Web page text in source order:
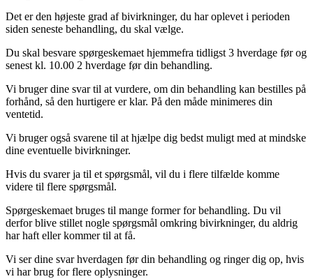
Det er den højeste grad af bivirkninger, du har oplevet i perioden
siden seneste behandling, du skal vælge.
Du skal besvare spørgeskemaet hjemmefra tidligst 3 hverdage før og
senest kl. 10.00 2 hverdage før din behandling.
Vi bruger dine svar til at vurdere, om din behandling kan bestilles på
forhånd, så den hurtigere er klar. På den måde minimeres din
ventetid.
Vi bruger også svarene til at hjælpe dig bedst muligt med at mindske
dine eventuelle bivirkninger.
Hvis du svarer ja til et spørgsmål, vil du i flere tilfælde komme
videre til flere spørgsmål.
Spørgeskemaet bruges til mange former for behandling. Du vil
derfor blive stillet nogle spørgsmål omkring bivirkninger, du aldrig
har haft eller kommer til at få.
Vi ser dine svar hverdagen før din behandling og ringer dig op, hvis
vi har brug for flere oplysninger.